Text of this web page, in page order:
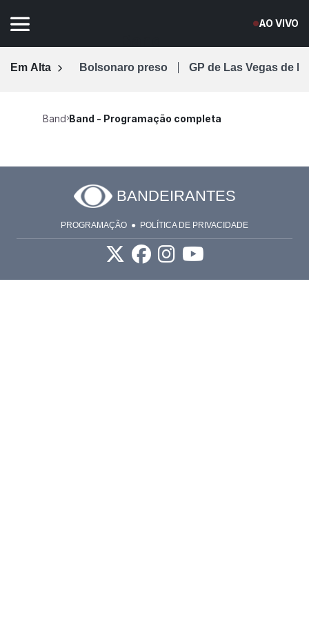
AO VIVO
Em Alta Bolsonaro preso GP de Las Vegas de F1
Band Band - Programação completa
BANDEIRANTES
PROGRAMAÇÃO POLÍTICA DE PRIVACIDADE